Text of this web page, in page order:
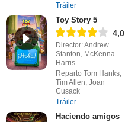
Tráiler
Toy Story 5
4,0
Director: Andrew
Stanton, McKenna
Harris
Reparto Tom Hanks,
Tim Allen, Joan
Cusack
Tráiler
Haciendo amigos